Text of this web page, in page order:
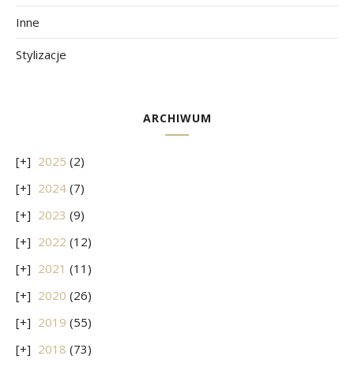
Inne
Stylizacje
ARCHIWUM
2025 (2)
2024 (7)
2023 (9)
2022 (12)
2021 (11)
2020 (26)
2019 (55)
2018 (73)